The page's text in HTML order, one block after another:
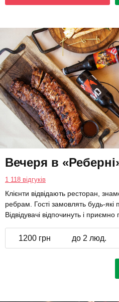
Вечеря в
1 118 відгуків
Клієнти відвідають ресторан,
ребрам. Гості замовлять будь-які
Відвідувачі відпочинуть і
1200 грн до 2 люд.